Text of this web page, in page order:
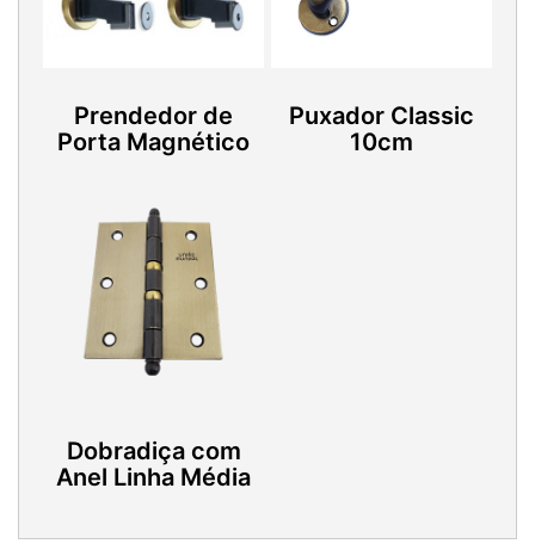
Prendedor de
Porta Magnético
Puxador Classic
10cm
Dobradiça com
Anel Linha Média